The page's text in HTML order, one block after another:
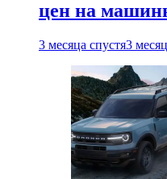
цен на
3 месяца спустя3